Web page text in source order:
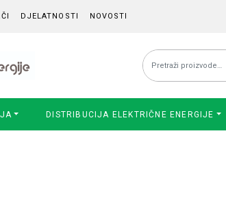
DJELATNOSTI NOVOSTI
Pretraži:
DISTRIBUCIJA ELEKTRIČNE ENERGIJE